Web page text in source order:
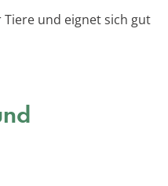
Tiere und eignet sich gut